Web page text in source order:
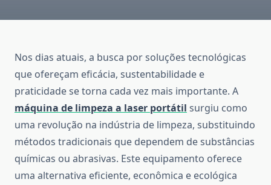
Nos dias atuais, a busca por soluções tecnológicas
que ofereçam eficácia, sustentabilidade e
praticidade se torna cada vez mais importante. A
máquina de limpeza a laser portátil surgiu como
uma revolução na indústria de limpeza, substituindo
métodos tradicionais que dependem de substâncias
químicas ou abrasivas. Este equipamento oferece
uma alternativa eficiente, econômica e ecológica